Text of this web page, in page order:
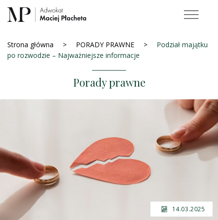
Strona główna PORADY PRAWNE
Podział majątku
po rozwodzie – Najważniejsze informacje
Porady prawne
14.03.2025